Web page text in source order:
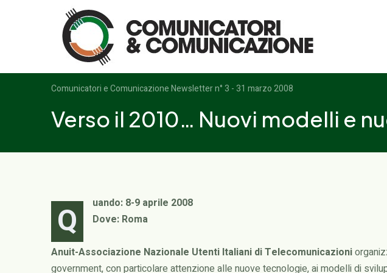
Logo
Comunicatori e Comunicazione Newsletter n° 3 - 31 marzo 2008
Verso il 2010… Nuovi modelli e
Q
uando: 8-9 aprile 2008
Dove: Roma
Anuit-Associazione Nazionale Utenti Italiani di Telecomunicazioni
government, con particolare attenzione alle nuove tecnologie, ai modelli di